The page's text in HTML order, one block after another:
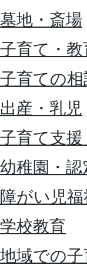
墓地・斎場
子育て・教
子育ての相
出産・乳児
子育て支援
幼稚園・
障がい児福
学校教育
地域での子